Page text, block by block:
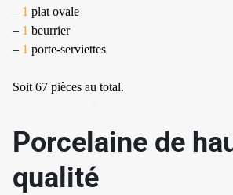
– 1 plat ovale
– 1 beurrier
– 1 porte-serviettes
Soit 67 pièces au total.
Porcelaine de
qualité